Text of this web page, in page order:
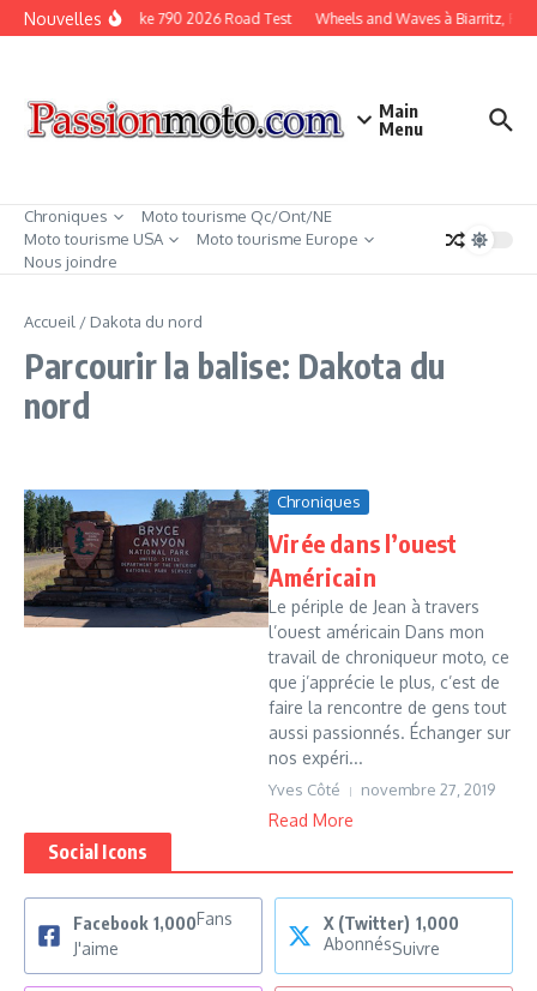
Aller au contenu
NouvellesKTM Duke 790 2026 Road Test Wheels and Waves à Biarritz,
Main
Menu
Chroniques
Moto tourisme Qc/Ont/NE
Moto tourisme USA
Moto tourisme Europe
Nous joindre
Accueil / Dakota du nord
Parcourir la balise: Dakota du
nord
Chroniques
Virée dans l’ouest
Américain
Le périple de Jean à travers
l’ouest américain Dans mon
travail de chroniqueur moto, ce
que j’apprécie le plus, c’est de
faire la rencontre de gens tout
aussi passionnés. Échanger sur
nos expéri...
Yves Côté novembre 27, 2019
Read More
Social Icons
Facebook 1,000Fans
J'aime
X (Twitter) 1,000
AbonnésSuivre